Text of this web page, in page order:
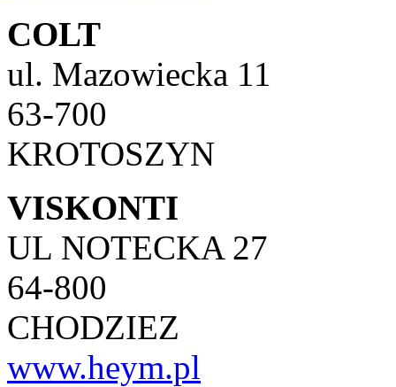
COLT
ul. Mazowiecka 11
63-700
KROTOSZYN
VISKONTI
UL NOTECKA 27
64-800
CHODZIEZ
www.heym.pl